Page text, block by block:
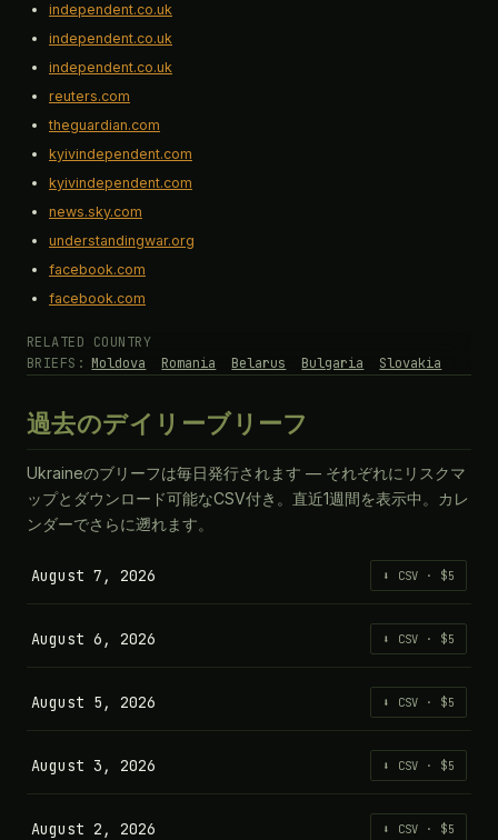
independent.co.uk
independent.co.uk
independent.co.uk
reuters.com
theguardian.com
kyivindependent.com
kyivindependent.com
news.sky.com
understandingwar.org
facebook.com
facebook.com
RELATED COUNTRY
BRIEFS: Moldova Romania Belarus Bulgaria Slovakia
過去のデイリーブリーフ
Ukraineのブリーフは毎日発行されます — それぞれにリスクマ
ップとダウンロード可能なCSV付き。直近1週間を表示中。カレ
ンダーでさらに遡れます。
August 7, 2026 ⬇ CSV · $5
August 6, 2026 ⬇ CSV · $5
August 5, 2026 ⬇ CSV · $5
August 3, 2026 ⬇ CSV · $5
August 2, 2026 ⬇ CSV · $5